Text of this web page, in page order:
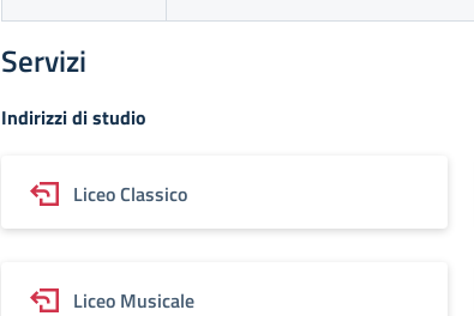
Servizi
Indirizzi di studio
Liceo Classico
Liceo Musicale